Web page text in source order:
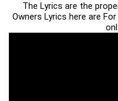
The Lyrics are the
Owners Lyrics here are